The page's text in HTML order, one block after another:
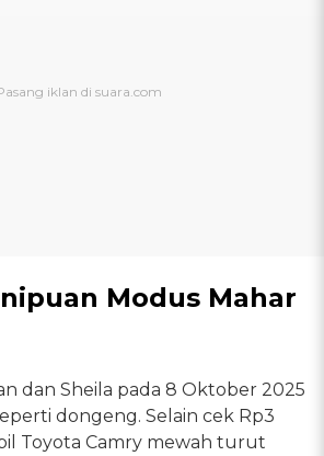
Modus Mahar
dan Sheila pada 8 Oktober 2025
dongeng. Selain cek Rp3
Toyota Camry mewah turut